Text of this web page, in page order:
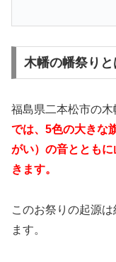
木幡の幡祭りと
福島県二本松市の
では、5色の大きな
がい）の音ととも
きます。
このお祭りの起源
ます。